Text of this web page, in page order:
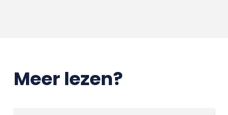
Meer lezen?